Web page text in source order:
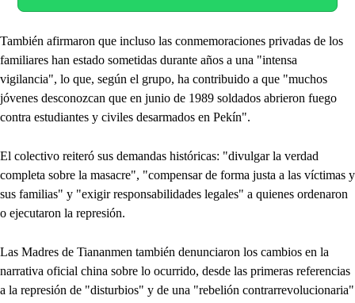
También afirmaron que incluso las conmemoraciones privadas de los
familiares han estado sometidas durante años a una "intensa
vigilancia", lo que, según el grupo, ha contribuido a que "muchos
jóvenes desconozcan que en junio de 1989 soldados abrieron fuego
contra estudiantes y civiles desarmados en Pekín".
El colectivo reiteró sus demandas históricas: "divulgar la verdad
completa sobre la masacre", "compensar de forma justa a las víctimas y
sus familias" y "exigir responsabilidades legales" a quienes ordenaron
o ejecutaron la represión.
Las Madres de Tiananmen también denunciaron los cambios en la
narrativa oficial china sobre lo ocurrido, desde las primeras referencias
a la represión de "disturbios" y de una "rebelión contrarrevolucionaria"